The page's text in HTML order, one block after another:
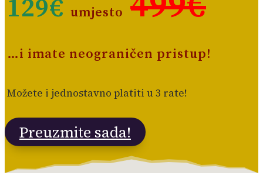
129€ umjesto
…i imate neograničen pristup!
Možete i jednostavno platiti u 3 rate!
Preuzmite sada!